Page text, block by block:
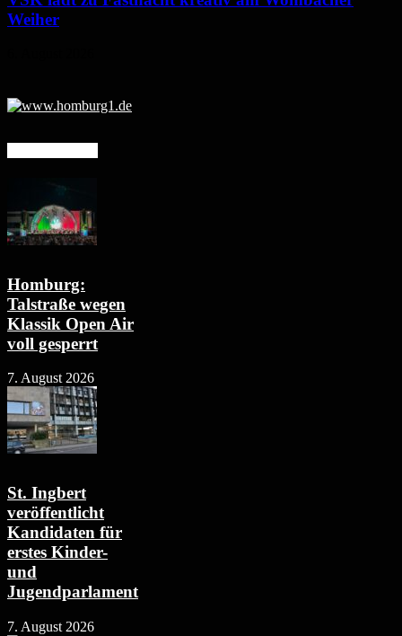
Weiher
Homburg:
Talstraße wegen
Klassik Open Air
voll gesperrt
7. August 2026
St. Ingbert
veröffentlicht
Kandidaten für
erstes Kinder-
und
Jugendparlament
7. August 2026